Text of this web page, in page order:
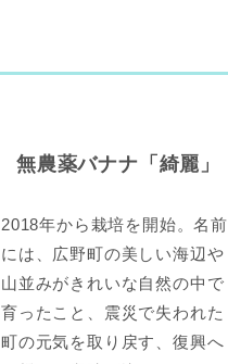
無農薬バナナ「綺麗」
2018年から栽培を開始。名前
には、広野町の美しい海辺や
山並みがきれいな自然の中で
育ったこと、震災で失われた
町の元気を取り戻す、復興へ